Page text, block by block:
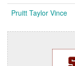
Pruitt Taylor Vince